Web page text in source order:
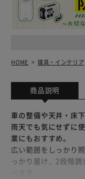
HOME 寝具・インテリア
商品説明
車の整備や天井・床
雨天でも気にせずに
業にもおすすめ。
広い範囲をしっかり
っかり届け、2段階